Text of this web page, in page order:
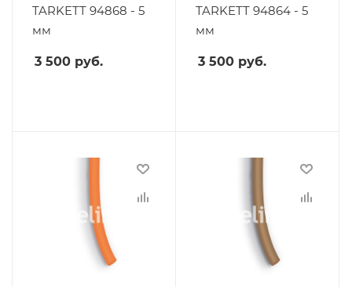
TARKETT 94868 - 5
мм
3 500 руб.
TARKETT 94864 - 5
мм
3 500 руб.